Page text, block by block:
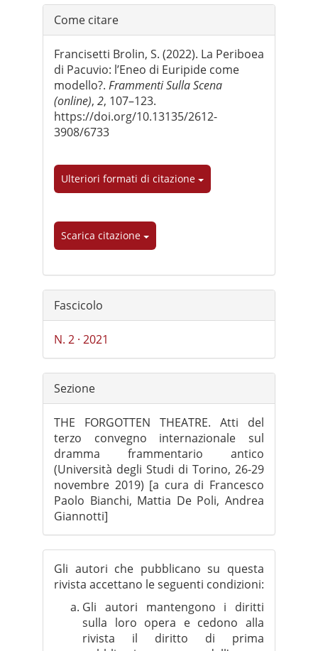
Dettagli
dell'articolo
Come citare
Francisetti Brolin, S. (2022). La Periboea
di Pacuvio: l’Eneo di Euripide come
modello?. Frammenti Sulla Scena
(online), 2, 107–123.
https://doi.org/10.13135/2612-
3908/6733
Ulteriori formati di citazione
Scarica citazione
Fascicolo
N. 2 · 2021
Sezione
THE FORGOTTEN THEATRE. Atti del
terzo convegno internazionale sul
dramma frammentario antico
(Università degli Studi di Torino, 26-29
novembre 2019) [a cura di Francesco
Paolo Bianchi, Mattia De Poli, Andrea
Giannotti]
Gli autori che pubblicano su questa
rivista accettano le seguenti condizioni:
Gli autori mantengono i diritti
sulla loro opera e cedono alla
rivista il diritto di prima